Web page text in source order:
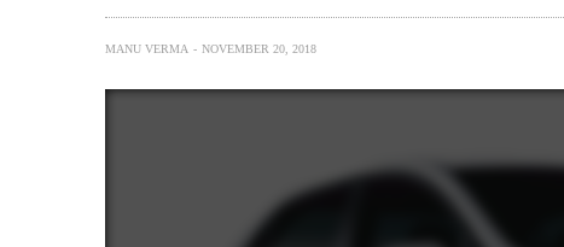
MANU VERMA NOVEMBER 20, 2018